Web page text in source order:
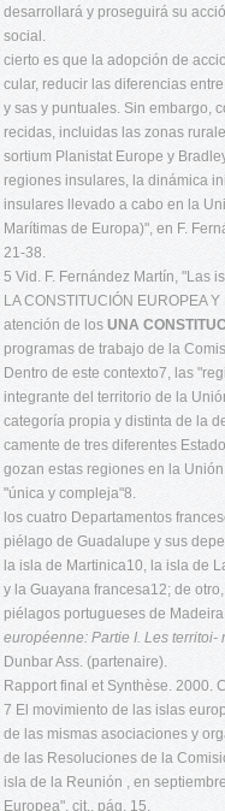
desarrollará y proseguirá su
social.
cierto es que la adopción de
cular, reducir las diferencias
y sas y puntuales. Sin embargo,
recidas, incluidas las zonas
sortium Planistat Europe y
regiones insulares, la dinámica
insulares llevado a cabo en la
Marítimas de Europa)", en F.
21-38.
5 Vid. F. Fernández Martín, "Las
LA CONSTITUCIÓN EUROPEA
atención de los UNA
programas de trabajo de la
Dentro de este contexto7, las
integrante del territorio de la
categoría propia y distinta de la
camente de tres diferentes
gozan estas regiones en la
"única y compleja"8.
los cuatro Departamentos
piélago de Guadalupe y sus
la isla de Martinica10, la isla de
y la Guayana francesa12; de
piélagos portugueses de
européenne: Partie I. Les territoi-
Dunbar Ass. (partenaire).
Rapport final et Synthèse. 2000.
7 El movimiento de las islas
de las mismas asociaciones y
de las Resoluciones de la
isla de la Reunión , en
Europea", cit., pág. 15.